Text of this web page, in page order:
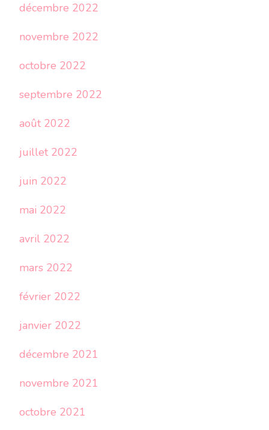
décembre 2022
novembre 2022
octobre 2022
septembre 2022
août 2022
juillet 2022
juin 2022
mai 2022
avril 2022
mars 2022
février 2022
janvier 2022
décembre 2021
novembre 2021
octobre 2021